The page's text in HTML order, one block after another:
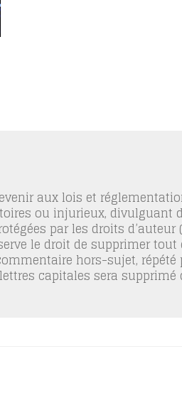
aux lois et
ou injurieux, divulguant
par les droits
le droit de supprimer
hors-sujet,
capitales sera supprimé